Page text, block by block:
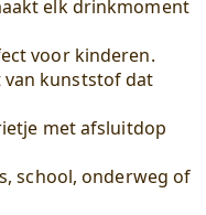
elk drinkmoment
voor kinderen.
van kunststof dat
met afsluitdop
school, onderweg of